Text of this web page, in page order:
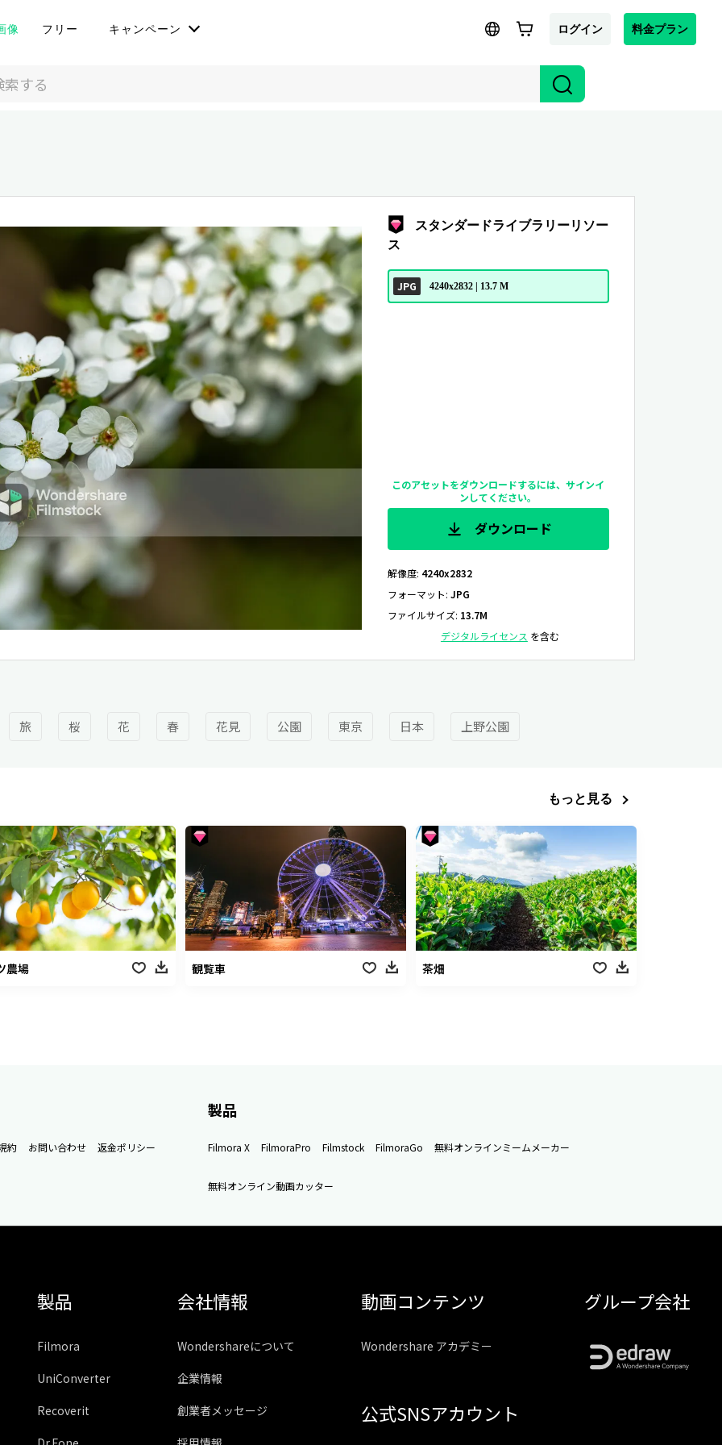
像 フリー キャンペーン ログイン 料金プラン
スタンダードライブラリーリソー
ス
JPG 4240x2832 | 13.7 M
このアセットをダウンロードするには、サインイ
ンしてください。
ダウンロード
解像度: 4240x2832
フォーマット: JPG
ファイルサイズ: 13.7M
デジタルライセンス を含む
旅 桜 花 春 花見 公園 東京 日本 上野公園
もっと見る
農場 観覧車 茶畑
約 お問い合わせ 返金ポリシー
製品
Filmora X FilmoraPro Filmstock FilmoraGo 無料オンラインミームメーカー
無料オンライン動画カッター
製品
Filmora
UniConverter
Recoverit
会社情報
Wondershareについて
企業情報
創業者メッセージ
動画コンテンツ
Wondershare アカデミー
公式SNSアカウント
グループ会社